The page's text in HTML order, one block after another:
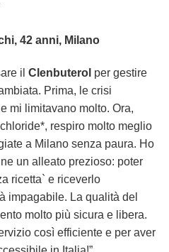
42 anni, Milano
il Clenbuterol per gestire
Prima, le crisi
mi limitavano molto. Ora,
respiro molto meglio
a Milano senza paura. Ho
un alleato prezioso: poter
ricetta` e riceverlo
impagabile. La qualità del
molto più sicura e libera.
così efficiente e per aver